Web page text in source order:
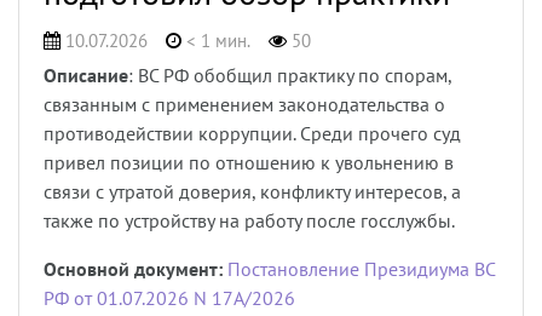
10.07.2026 < 1 мин. 50
Описание: ВС РФ обобщил практику по спорам,
связанным с применением законодательства о
противодействии коррупции. Среди прочего суд
привел позиции по отношению к увольнению в
связи с утратой доверия, конфликту интересов, а
также по устройству на работу после госслужбы.
Основной документ: Постановление Президиума ВС
РФ от 01.07.2026 N 17А/2026